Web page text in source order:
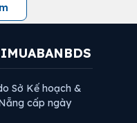
Sở Kế hoạch &
cấp ngày